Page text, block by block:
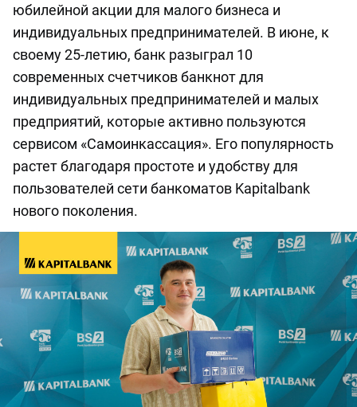
юбилейной акции для малого бизнеса и
индивидуальных предпринимателей. В июне, к
своему 25-летию, банк разыграл 10
современных счетчиков банкнот для
индивидуальных предпринимателей и малых
предприятий, которые активно пользуются
сервисом «Самоинкассация». Его популярность
растет благодаря простоте и удобству для
пользователей сети банкоматов Kapitalbank
нового поколения.